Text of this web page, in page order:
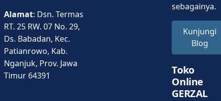
Alamat: Dsn. Termas
RT. 25 RW. 07 No. 29,
Ds. Babadan, Kec.
Patianrowo, Kab.
Nganjuk, Prov. Jawa
Timur 64391
sebagainya.
Kunjungi
Blog
Toko
Online
GERZAL